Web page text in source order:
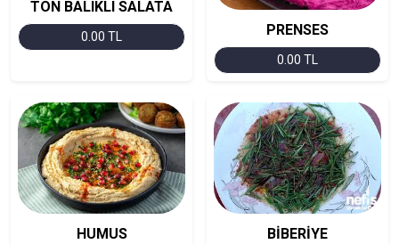
TON BALIKLI SALATA
0.00 TL PRENSES
0.00 TL
HUMUS BİBERİYE